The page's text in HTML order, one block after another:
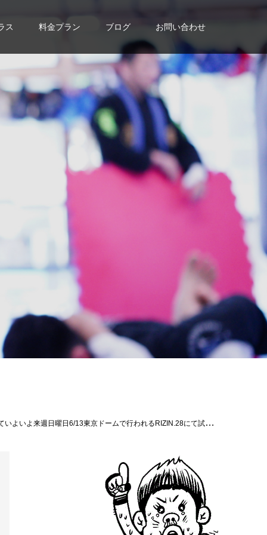
ス 料金プラン ブログ お問い合わせ
へGO!!!!#GONG#平良達郎#扇久保博正#岡田遼#パラエストラ #沖縄 #那覇 #与儀 #MMA #shooto #コザ #総合格闘技 #修斗 #キックボクシング #柔術 #jiujitsu #ダイエット